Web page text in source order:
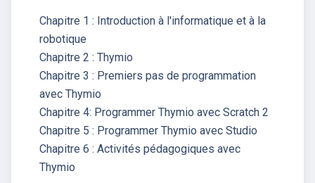
Chapitre 1 : Introduction à l'informatique et à la
robotique
Chapitre 2 : Thymio
Chapitre 3 : Premiers pas de programmation
avec Thymio
Chapitre 4: Programmer Thymio avec Scratch 2
Chapitre 5 : Programmer Thymio avec Studio
Chapitre 6 : Activités pédagogiques avec
Thymio